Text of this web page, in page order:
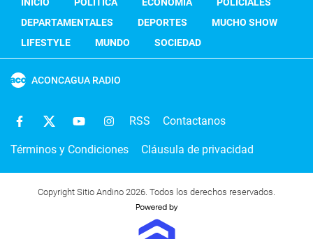
DEPARTAMENTALES
DEPORTES
MUCHO SHOW
LIFESTYLE
MUNDO SOCIEDAD
ACONCAGUA RADIO
RSS Contactanos
Términos y Condiciones Cláusula de privacidad
Copyright Sitio Andino 2026. Todos los derechos reservados.